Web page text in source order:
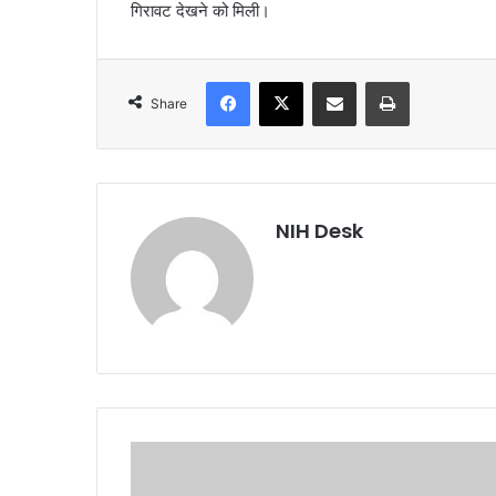
गिरावट देखने को मिली।
Share
Facebook
X Share via Email Print
NIH Desk